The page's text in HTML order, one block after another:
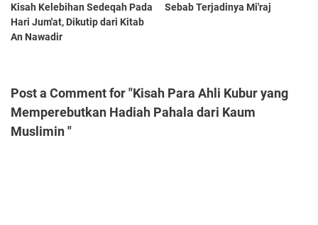
Kisah Kelebihan Sedeqah Pada
Hari Jum'at, Dikutip dari Kitab
An Nawadir
Sebab Terjadinya Mi'raj
Post a Comment for "Kisah Para Ahli Kubur yang
Memperebutkan Hadiah Pahala dari Kaum
Muslimin "